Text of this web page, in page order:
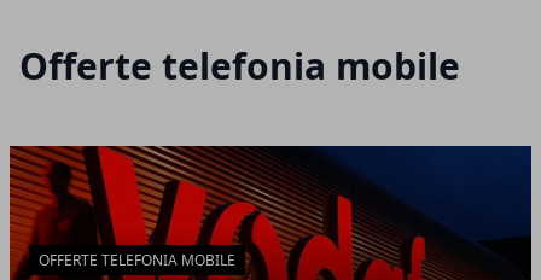
Offerte telefonia mobile
Articoli in Evidenza
OFFERTE TELEFONIA MOBILE